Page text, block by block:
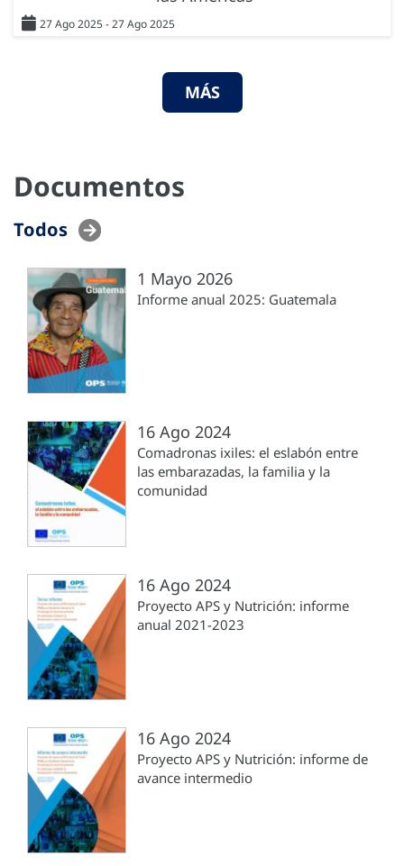
27 Ago 2025 - 27 Ago 2025
MÁS
Documentos
Todos
1 Mayo 2026
Informe anual 2025: Guatemala
16 Ago 2024
Comadronas ixiles: el eslabón entre
las embarazadas, la familia y la
comunidad
16 Ago 2024
Proyecto APS y Nutrición: informe
anual 2021-2023
16 Ago 2024
Proyecto APS y Nutrición: informe de
avance intermedio